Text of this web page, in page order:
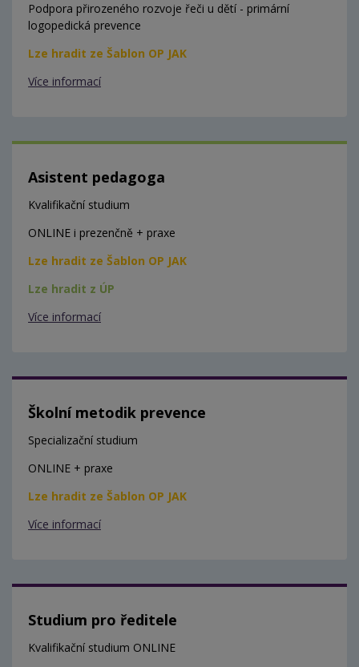
Podpora přirozeného rozvoje řeči u dětí - primární
logopedická prevence
Lze hradit ze Šablon OP JAK
Více informací
Asistent pedagoga
Kvalifikační studium
ONLINE i prezenčně + praxe
Lze hradit ze Šablon OP JAK
Lze hradit z ÚP
Více informací
Školní metodik prevence
Specializační studium
ONLINE + praxe
Lze hradit ze Šablon OP JAK
Více informací
Studium pro ředitele
Kvalifikační studium ONLINE